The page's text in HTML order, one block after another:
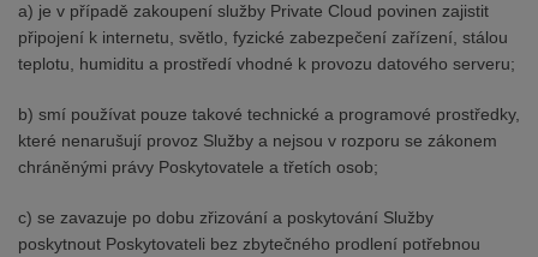
a) je v případě zakoupení služby Private Cloud povinen zajistit
připojení k internetu, světlo, fyzické zabezpečení zařízení, stálou
teplotu, humiditu a prostředí vhodné k provozu datového serveru;
b) smí používat pouze takové technické a programové prostředky,
které nenarušují provoz Služby a nejsou v rozporu se zákonem
chráněnými právy Poskytovatele a třetích osob;
c) se zavazuje po dobu zřizování a poskytování Služby
poskytnout Poskytovateli bez zbytečného prodlení potřebnou